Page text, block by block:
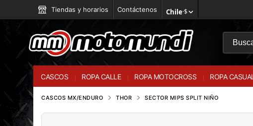
Tiendas y horarios Contáctenos Chile·$
CASCOS ROPA CALLE ROPA MOTOCROSS ROPA CASUAL
CASCOS MX/ENDURO THOR SECTOR MIPS SPLIT NIÑO